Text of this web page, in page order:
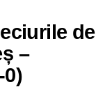
comuna
și cu locurile
de a concura
de
–
0)